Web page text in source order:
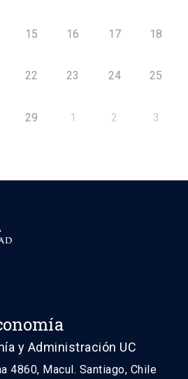
15 16 17 18
22 23 24 25
29 1 2 3
y Administración UC
4860, Macul. Santiago, Chile